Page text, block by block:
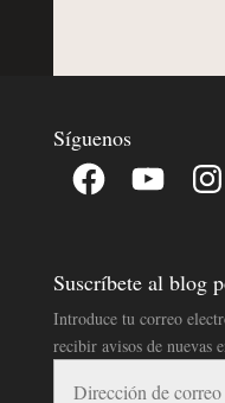
Síguenos
Facebook YouTube
Suscríbete al blog
Introduce tu correo
recibir avisos de nuevas